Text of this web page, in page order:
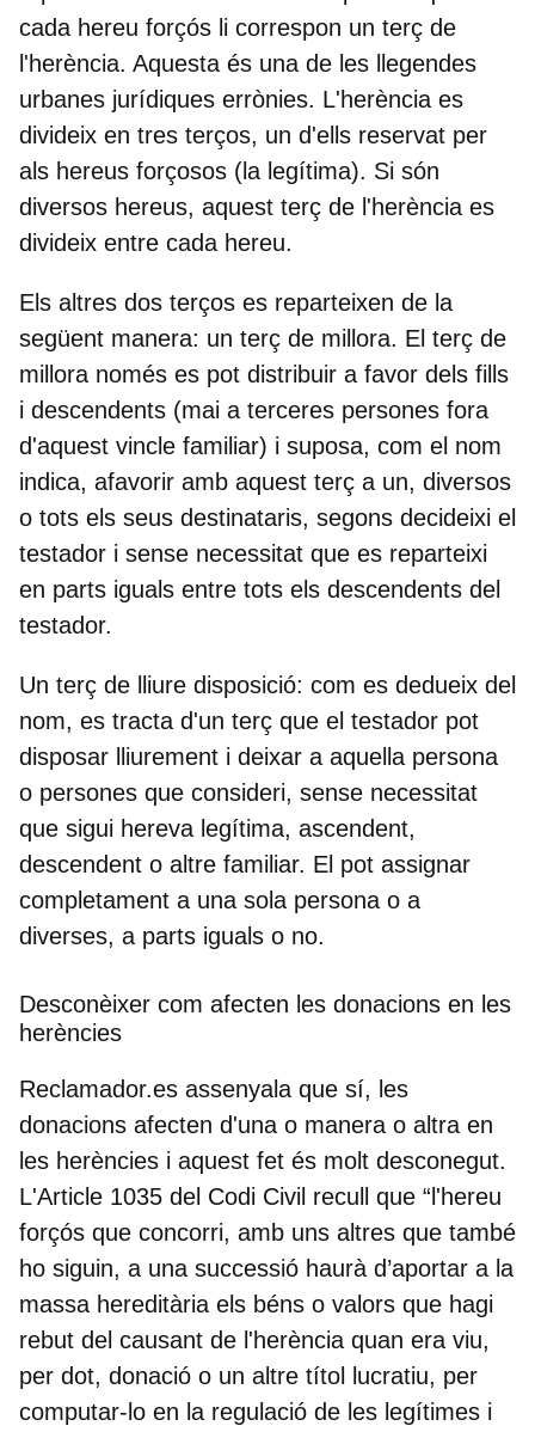
cada hereu forçós li correspon un terç de
l'herència. Aquesta és una de les llegendes
urbanes jurídiques errònies. L'herència es
divideix en tres terços, un d'ells reservat per
als hereus forçosos (la legítima). Si són
diversos hereus, aquest terç de l'herència es
divideix entre cada hereu.
Els altres dos terços es reparteixen de la
següent manera: un terç de millora. El terç de
millora només es pot distribuir a favor dels fills
i descendents (mai a terceres persones fora
d'aquest vincle familiar) i suposa, com el nom
indica, afavorir amb aquest terç a un, diversos
o tots els seus destinataris, segons decideixi el
testador i sense necessitat que es reparteixi
en parts iguals entre tots els descendents del
testador.
Un terç de lliure disposició: com es dedueix del
nom, es tracta d'un terç que el testador pot
disposar lliurement i deixar a aquella persona
o persones que consideri, sense necessitat
que sigui hereva legítima, ascendent,
descendent o altre familiar. El pot assignar
completament a una sola persona o a
diverses, a parts iguals o no.
Desconèixer com afecten les donacions en les
herències
Reclamador.es assenyala que sí, les
donacions afecten d'una o manera o altra en
les herències i aquest fet és molt desconegut.
L'Article 1035 del Codi Civil recull que “l'hereu
forçós que concorri, amb uns altres que també
ho siguin, a una successió haurà d’aportar a la
massa hereditària els béns o valors que hagi
rebut del causant de l'herència quan era viu,
per dot, donació o un altre títol lucratiu, per
computar-lo en la regulació de les legítimes i